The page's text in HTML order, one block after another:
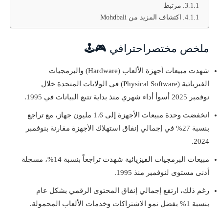
مرتبط
اكتشاف المزيد من Mohdbali
ملخص مختصراحترافي 🎮🕹️
شهدت مبيعات أجهزة الألعاب (Hardware) والبرمجيات
الفيزيائية (Physical Software) في الولايات المتحدة خلال
نوفمبر 2025 أسوأ أداء شهري منذ بداية تتبع البيانات في 1995.
انخفضت وحدة مبيعات الأجهزة إلى 1.6 مليون جهاز، مع تراجع
بنسبة 27% في إجمالي إنفاق استهلاك الأجهزة مقارنة بنوفمبر
2024.
مبيعات البرمجيات الفيزيائية شهدت تراجعاً بنسبة 14%، مسجلة
أدنى مستوى لنوفمبر منذ 1995.
رغم ذلك، ارتفع إجمالي إنفاق المحتوى الرقمي بشكل عام
بنسبة 1% بفضل نمو الاشتراكات وخدمات الألعاب المحمولة.